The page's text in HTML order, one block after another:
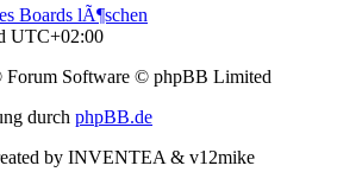
Boards lÃ¶schen
UTC+02:00
Software © phpBB Limited
durch phpBB.de
by INVENTEA & v12mike